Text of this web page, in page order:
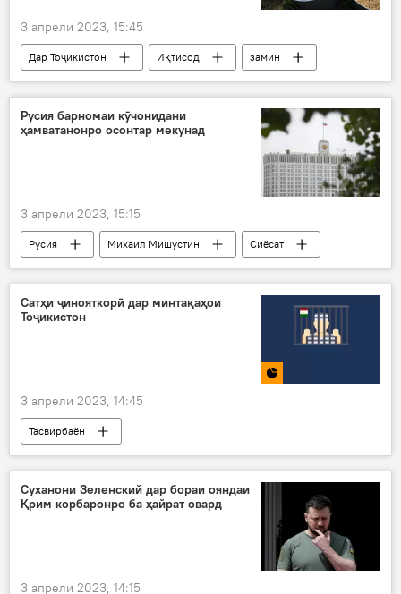
3 апрели 2023, 15:45
Дар Тоҷикистон Иқтисод
замин
ғизо
Ҳукумат
қарор
захира
Русия барномаи кӯчонидани
ҳамватанонро осонтар мекунад
3 апрели 2023, 15:15
Русия Михаил Мишустин
Сиёсат
Муҳоҷират
кӯчонидани ҳамватон
Сатҳи ҷинояткорӣ дар минтақаҳои
Тоҷикистон
3 апрели 2023, 14:45
Тасвирбаён
Рӯйдод, ҷиноят ва ҳолатҳои фавқулода
сабт
мақомот
Суханони Зеленский дар бораи ояндаи
Қрим корбаронро ба ҳайрат овард
3 апрели 2023, 14:15